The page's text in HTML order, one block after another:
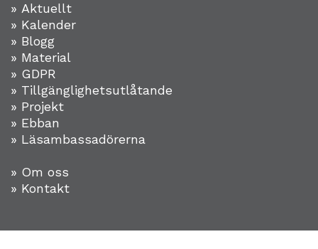
» Aktuellt
» Kalender
» Blogg
» Material
» GDPR
» Tillgänglighetsutlåtande
» Projekt
» Ebban
» Läsambassadörerna
» Om oss
» Kontakt